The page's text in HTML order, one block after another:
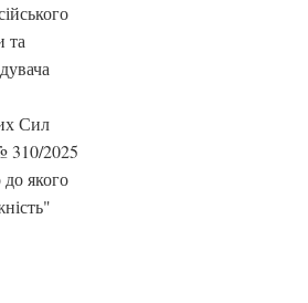
та
Сил
310/2025
якого